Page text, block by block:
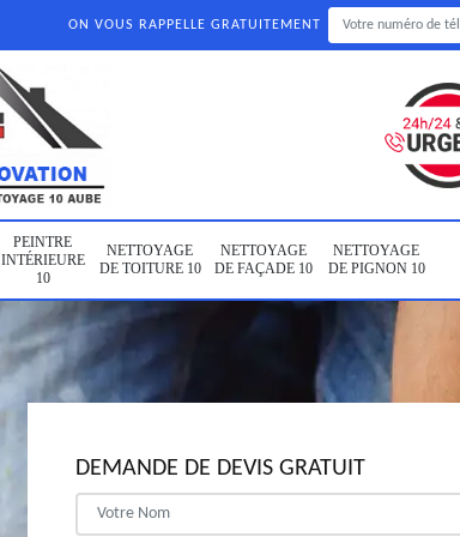
ON VOUS RAPPELLE GRATUITEMENT
PEINTRE
INTÉRIEURE
10
NETTOYAGE
DE TOITURE 10
NETTOYAGE
DE FAÇADE 10
NETTOYAGE
DE PIGNON 10
DEMANDE DE DEVIS GRATUIT